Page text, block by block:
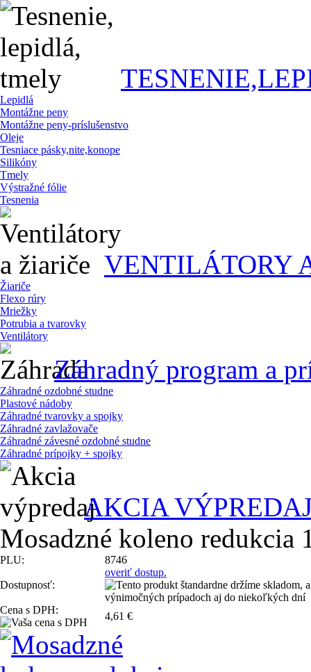
Lepidlá
Montážne peny
Montážne peny-príslušenstvo
Oleje
Tesniace pásky,nite,konope
Silikóny
Tmely
Výstražné fólie
Tesnenia
VENTILÁTORY
Žiariče
Flexo rúry
Mriežky
Potrubia a tvarovky
Ventilátory
Záhradný program a
Záhradné ozdobné studne
Plastové nádoby
Záhradné tvarovky a spojky
Záhradné zavlažovače
Záhradné závesné ozdobné studne
Záhradné prípojky + spojky
AKCIA
Mosadzné koleno redukcia
PLU: 8746
Dostupnosť:
overiť dostup.
Cena s DPH:
4,61 €